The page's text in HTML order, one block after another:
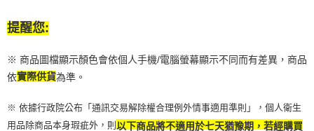
提醒您:
※ 商品圖檔顯示顏色會依個人手機/電腦螢幕顯示不同而有差異，商品
依實際供貨為準。
※ 依據行政院公布「通訊交易解除權合理例外情事適用準則」，個人衛生
用品除商品本身瑕疵外，則以下商品將不適用於七天猶豫期，若經購買